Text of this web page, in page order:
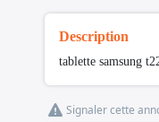
Description
tablette samsung
Signaler cette